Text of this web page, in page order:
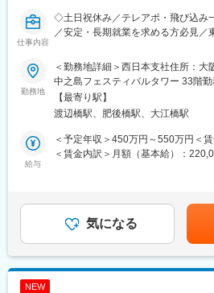
事」の観点で解決に導きます。
∟ご入社後は、基本的にOJTを通じ
す。
営業職の先輩社員、技術職の先輩社
界知識がない方でも安心して、知識
∟組織も10名弱と少数精鋭のため、
す。
化を重視し、外でも作業ができるよ
で残業時間が少なく働きやすい環境
配属予定の部署には約10名弱の社員
仕事内容
◇土日祝休み／テレアポ・飛び込み
／安定・長期就業を求める方必見／
ス・有給取得平均14.8日／平均勤続
成長企業～
■業務内容：
建築受注営業として、建築・FM・
せ、
企画・計画・設計などの経験豊富な
日立グループの案件が２割、外販案
工場・生産施設・データセンターな
庁案件など、新築～回収まで幅広く
勤務地
＜勤務地詳細＞西日本支社住所：
中之島フェスティバルタワー 33階
堂筋線／淀屋橋駅受動喫煙対策：屋
【最寄り駅】
渡辺橋駅、肥後橋駅、大江橋駅
給与
＜予定年収＞450万円～550万円＜
＜賃金内訳＞月額（基本給）：
り、選考を通じて上下する可能性
当を含めた表記です。
気になる
NEW